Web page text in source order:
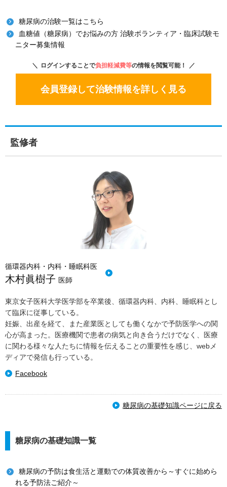
糖尿病の治験一覧はこちら
血糖値（糖尿病）でお悩みの方 治験ボランティア・臨床試験モ
ニター募集情報
ログインすることで負担軽減費等の情報を閲覧可能！
会員登録して治験情報を詳しく見る
監修者
循環器内科・内科・睡眠科医
木村眞樹子 医師
東京女子医科大学医学部を卒業後、循環器内科、内科、睡眠科とし
て臨床に従事している。
妊娠、出産を経て、また産業医としても働くなかで予防医学への関
心が高まった。医療機関で患者の病気と向き合うだけでなく、医療
に関わる様々な人たちに情報を伝えることの重要性を感じ、webメ
ディアで発信も行っている。
Facebook
糖尿病の基礎知識ページに戻る
糖尿病の基礎知識一覧
糖尿病の予防は食生活と運動での体質改善から～すぐに始めら
れる予防法ご紹介～